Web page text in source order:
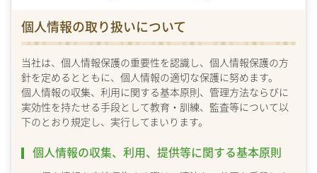
個人情報の取り扱いについて
当社は、個人情報保護の重要性を認識し、個人情報保護の方
針を定めるとともに、個人情報の適切な保護に努めます。
個人情報の収集、利用に関する基本原則、管理方法ならびに
実効性を持たせる手段として教育・訓練、監査等について以
下のとおり規定し、実行してまいります。
個人情報の収集、利用、提供等に関する基本原則